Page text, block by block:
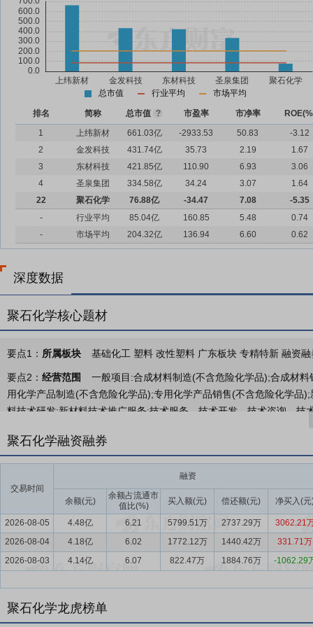
总市值 行业平均 市场平均
排名 简称 总市值 ? 市盈率 市净率
1
上纬新材 661.03亿 -2933.53 50.83
-3.12
2
金发科技 431.74亿 35.73 2.19
1.67
3
东材科技 421.85亿 110.90 6.93
3.06
4
圣泉集团 334.58亿 34.24 3.07
1.64
22
聚石化学 76.88亿 -34.47 7.08
-5.35
-
行业平均 85.04亿 160.85 5.48
0.74
-
市场平均 204.32亿 136.94 6.60 0.62
深度数据
聚石化学核心题材
要点1： 所属板块 基础化工 塑料 改性塑料 广东板块 专精特新 融资
要点2： 经营范围
一般项目:合成材料制造(不含危险化学品);合成材
用化学产品制造(不含危险化学品);专用化学产品销售(不含危险化学
料技术研发;新材料技术推广服务;技术服务、技术开发、技术咨询、
显示、电线电缆、医疗卫生、汽油添加剂、防火涂料、改性塑料、电
新材料行业
新材料行业属于《中华人民共和国国民经济和
第十五个五年规划纲要》等国家政策鼓励和支持的战略性产业。近年
四五”科技创新指导意见》《关于“十四五”推动石化化工行业高质量
录（2023）》《精细化工产业创新发展实施方案（2024—2027年）
要点5： 技术研发优势
气产品、改性塑料粒子、改性塑料制品等化工材料技术，推动下游材
聚石化学融资融券
交易时间
融资
余额(元)
余额占流通市
值比(%)
买入额(元) 偿还额(元) 净买入(元
2026-08-05 4.48亿 6.21 5799.51万 2737.29万
3062.21
2026-08-04
4.18亿 6.02 1772.12万 1440.42万
331.71万
2026-08-03
4.14亿 6.07 822.47万 1884.76万 -1062.29
聚石化学龙虎榜单